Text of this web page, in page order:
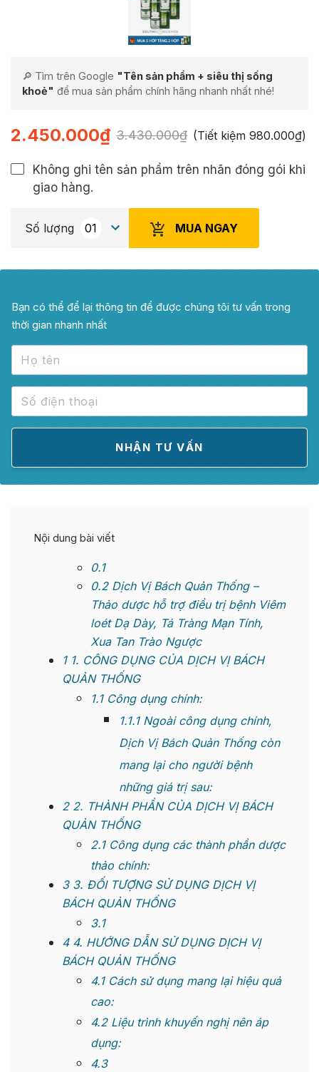
🔎 Tìm trên Google "Tên sản phẩm + siêu thị sống
khoẻ" để mua sản phẩm chính hãng nhanh nhất nhé!
3.430.000₫
2.450.000₫ (Tiết kiệm 980.000₫)
Không ghi tên sản phẩm trên nhãn đóng gói khi
giao hàng.
Số lượng MUA NGAY
Bạn có thể để lại thông tin để được chúng tôi tư vấn trong
thời gian nhanh nhất
Nội dung bài viết
0.1
0.2Dịch Vị Bách Quản Thống –
Thảo dược hỗ trợ điều trị bệnh Viêm
loét Dạ Dày, Tá Tràng Mạn Tính,
Xua Tan Trào Ngược
11. CÔNG DỤNG CỦA DỊCH VỊ BÁCH
QUẢN THỐNG
1.1Công dụng chính:
1.1.1Ngoài công dụng chính,
Dịch Vị Bách Quản Thống còn
mang lại cho người bệnh
những giá trị sau:
22. THÀNH PHẦN CỦA DỊCH VỊ BÁCH
QUẢN THỐNG
2.1Công dụng các thành phần dược
thảo chính:
33. ĐỐI TƯỢNG SỬ DỤNG DỊCH VỊ
BÁCH QUẢN THỐNG
3.1
44. HƯỚNG DẪN SỬ DỤNG DỊCH VỊ
BÁCH QUẢN THỐNG
4.1Cách sử dụng mang lại hiệu quả
cao:
4.2Liệu trình khuyến nghị nên áp
dụng:
4.3